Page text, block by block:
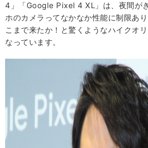
4」「Google Pixel 4 XL」は、夜間が
ホのカメラってなかなか性能に制限あ
こまで来たか！と驚くようなハイクオ
なっています。